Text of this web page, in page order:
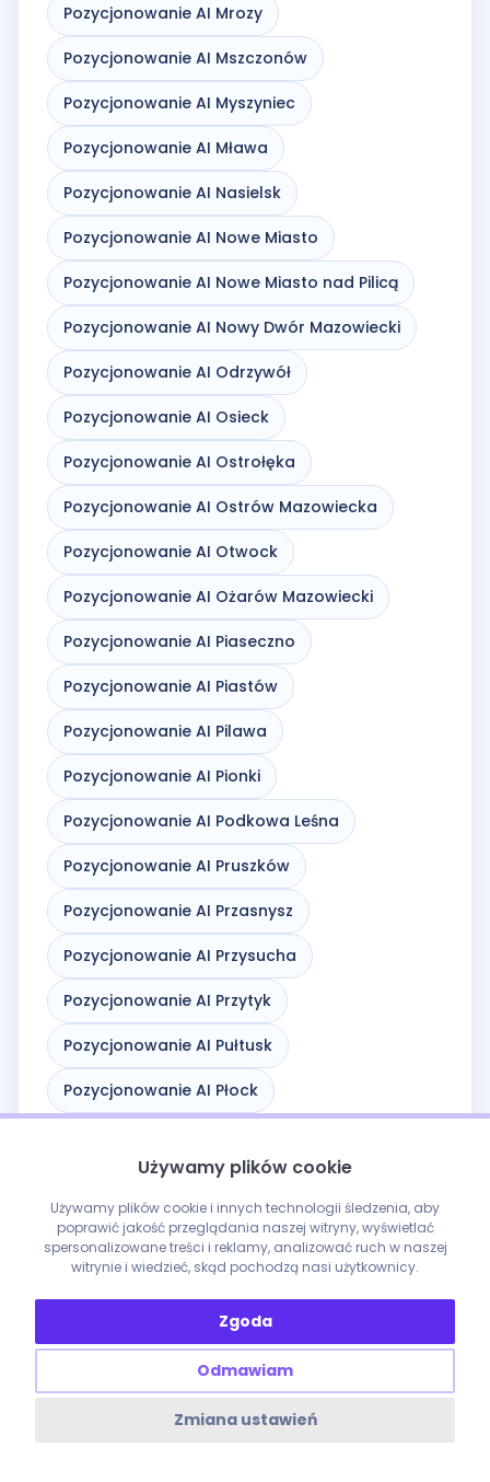
Używamy plików cookie
Używamy plików cookie i innych technologii śledzenia, aby
poprawić jakość przeglądania naszej witryny, wyświetlać
spersonalizowane treści i reklamy, analizować ruch w naszej
witrynie i wiedzieć, skąd pochodzą nasi użytkownicy.
Zgoda
Odmawiam
Zmiana ustawień
Pozycjonowanie AI Mrozy
Pozycjonowanie AI Mszczonów
Pozycjonowanie AI Myszyniec
Pozycjonowanie AI Mława
Pozycjonowanie AI Nasielsk
Pozycjonowanie AI Nowe Miasto
Pozycjonowanie AI Nowe Miasto nad Pilicą
Pozycjonowanie AI Nowy Dwór Mazowiecki
Pozycjonowanie AI Odrzywół
Pozycjonowanie AI Osieck
Pozycjonowanie AI Ostrołęka
Pozycjonowanie AI Ostrów Mazowiecka
Pozycjonowanie AI Otwock
Pozycjonowanie AI Ożarów Mazowiecki
Pozycjonowanie AI Piaseczno
Pozycjonowanie AI Piastów
Pozycjonowanie AI Pilawa
Pozycjonowanie AI Pionki
Pozycjonowanie AI Podkowa Leśna
Pozycjonowanie AI Pruszków
Pozycjonowanie AI Przasnysz
Pozycjonowanie AI Przysucha
Pozycjonowanie AI Przytyk
Pozycjonowanie AI Pułtusk
Pozycjonowanie AI Płock
Pozycjonowanie AI Raciąż
Pozycjonowanie AI Radom
Pozycjonowanie AI Radzymin
Pozycjonowanie AI Różan
Pozycjonowanie AI Sanniki